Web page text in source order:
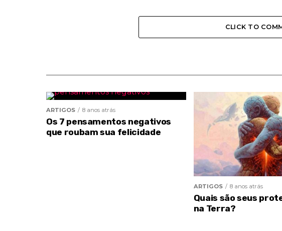
CLICK TO
ARTIGOS 8 anos atrás
Os 7 pensamentos negativos
que roubam sua felicidade
ARTIGOS 8 anos atrás
Quais são seus
na Terra?